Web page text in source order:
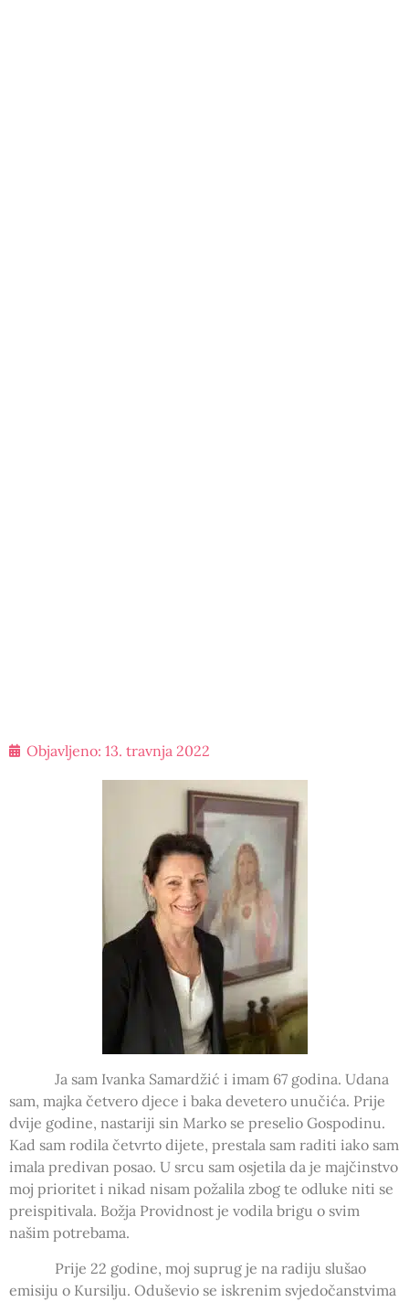
Objavljeno: 13. travnja 2022
Ja sam Ivanka Samardžić i imam 67 godina. Udana
sam, majka četvero djece i baka devetero unučića. Prije
dvije godine, nastariji sin Marko se preselio Gospodinu.
Kad sam rodila četvrto dijete, prestala sam raditi iako sam
imala predivan posao. U srcu sam osjetila da je majčinstvo
moj prioritet i nikad nisam požalila zbog te odluke niti se
preispitivala. Božja Providnost je vodila brigu o svim
našim potrebama.
Prije 22 godine, moj suprug je na radiju slušao
emisiju o Kursilju. Oduševio se iskrenim svjedočanstvima